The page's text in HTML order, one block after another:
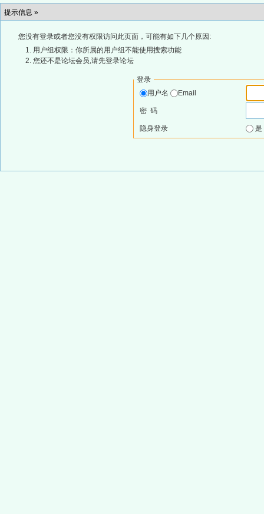
提示信息 »
您没有登录或者您没有权限访问此页面，可能有如下几个原因:
用户组权限：你所属的用户组不能使用搜索功能
您还不是论坛会员,请先登录论坛
登录
用户名
Email
密 码
隐身登录